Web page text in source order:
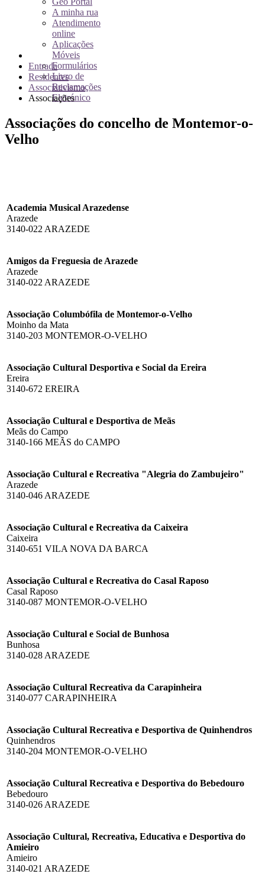
A minha rua
Atendimento
online
Aplicações
Móveis
Formulários
Livro de
Reclamações
Eletrónico
Entrada
Residentes
Associativismo
Associações
Associações do concelho de Montemor-o-
Velho
Academia Musical Arazedense
Arazede
3140-022 ARAZEDE
Amigos da Freguesia de Arazede
Arazede
3140-022 ARAZEDE
Associação Columbófila de Montemor-o-Velho
Moinho da Mata
3140-203 MONTEMOR-O-VELHO
Associação Cultural Desportiva e Social da Ereira
Ereira
3140-672 EREIRA
Associação Cultural e Desportiva de Meãs
Meãs do Campo
3140-166 MEÃS do CAMPO
Associação Cultural e Recreativa "Alegria do Zambujeiro"
Arazede
3140-046 ARAZEDE
Associação Cultural e Recreativa da Caixeira
Caixeira
3140-651 VILA NOVA DA BARCA
Associação Cultural e Recreativa do Casal Raposo
Casal Raposo
3140-087 MONTEMOR-O-VELHO
Associação Cultural e Social de Bunhosa
Bunhosa
3140-028 ARAZEDE
Associação Cultural Recreativa da Carapinheira
3140-077 CARAPINHEIRA
Associação Cultural Recreativa e Desportiva de Quinhendros
Quinhendros
3140-204 MONTEMOR-O-VELHO
Associação Cultural Recreativa e Desportiva do Bebedouro
Bebedouro
3140-026 ARAZEDE
Associação Cultural, Recreativa, Educativa e Desportiva do
Amieiro
Amieiro
3140-021 ARAZEDE